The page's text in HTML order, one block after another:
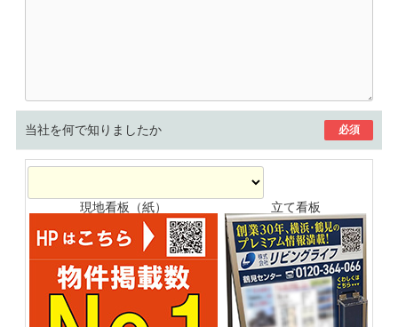
当社を何で知りましたか 必須
現地看板（紙） 立て看板